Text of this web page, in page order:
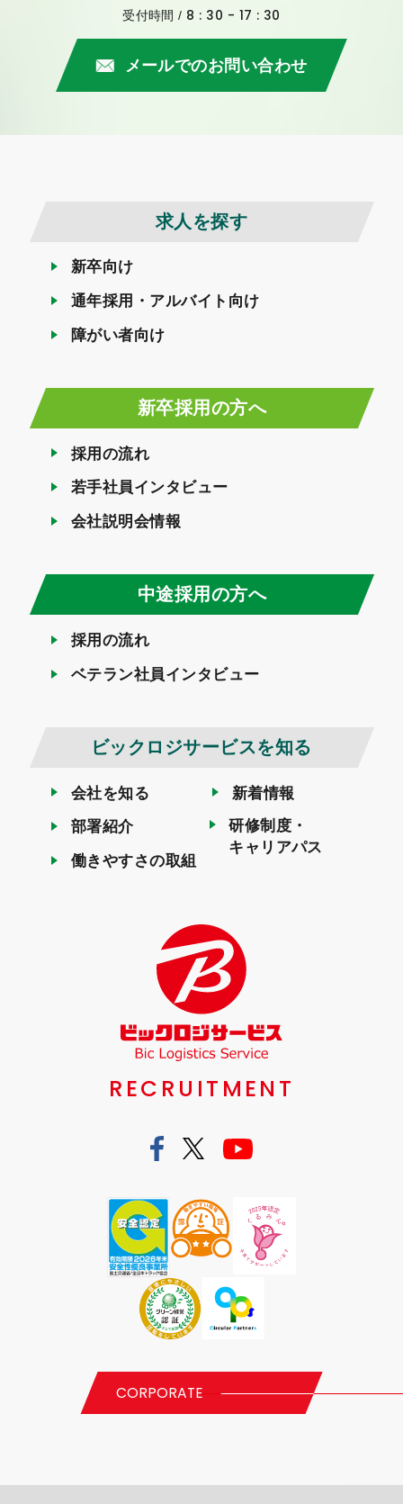
受付時間 / 8 : 30 - 17 : 30
メールでのお問い合わせ
求人を探す
新卒向け
通年採用・アルバイト向け
障がい者向け
新卒採用の方へ
採用の流れ
若手社員インタビュー
会社説明会情報
中途採用の方へ
採用の流れ
ベテラン社員インタビュー
ビックロジサービスを知る
会社を知る
部署紹介
研修制度・
キャリアパス
働きやすさの取組
新着情報
RECRUITMENT
CORPORATE